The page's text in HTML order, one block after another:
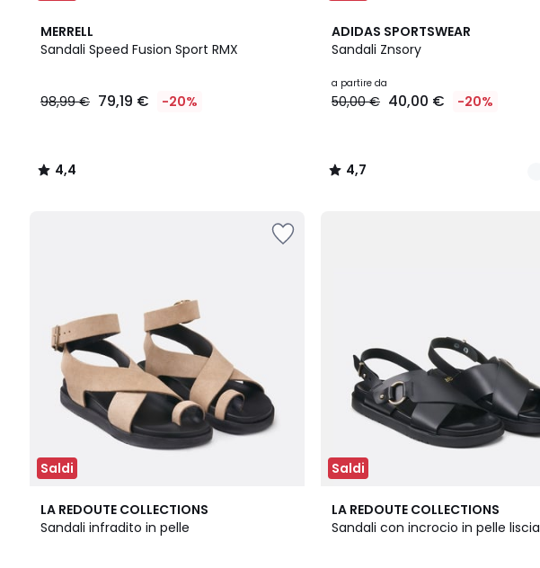
MERRELL
Sandali Speed Fusion Sport RMX
98,99 € 79,19 € -20%
4,4
/ 5
4,4
/
ADIDAS SPORTSWEAR
Sandali Znsory
a partire da
50,00 € 40,00 € -20%
4,7
/ 5
2
Colori
4,7
/
Saldi
LA REDOUTE COLLECTIONS
Sandali infradito in pelle
4
/
Saldi
LA REDOUTE COLLECTIONS
Sandali con incrocio in pelle liscia
3,6
/ 5